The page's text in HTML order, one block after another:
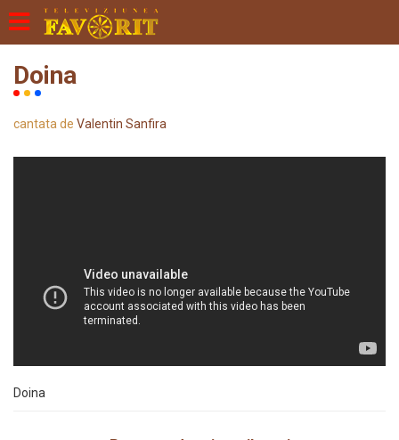
Doina
cantata de Valentin Sanfira
Doina